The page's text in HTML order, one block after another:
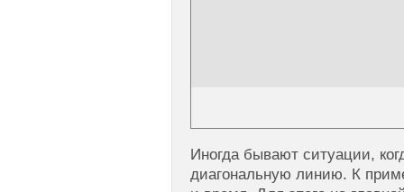
Иногда бывают ситуации,
диагональную линию. К